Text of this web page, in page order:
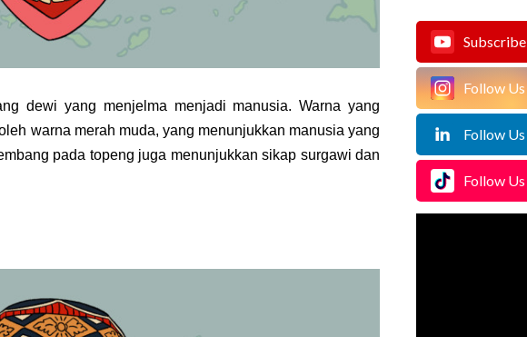
dewi yang menjelma menjadi manusia. Warna yang
warna merah muda, yang menunjukkan manusia yang
pada topeng juga menunjukkan sikap surgawi dan
Follow
Follow
Follow